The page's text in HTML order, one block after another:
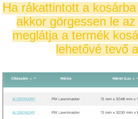
Ha rákattintott a
akkor görgessen le
meglátja a termék
lehetővé tevő